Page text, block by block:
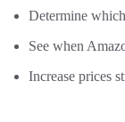
Determine
See when
Increase prices